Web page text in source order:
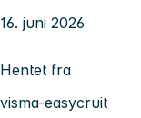
16. juni 2026
Hentet fra
visma-easycruit